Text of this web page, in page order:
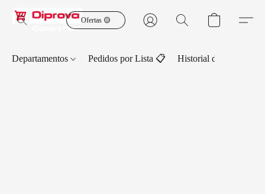
Ofertas 🟡
Departamentos Pedidos por Lista 📋 Historial de Pedidos